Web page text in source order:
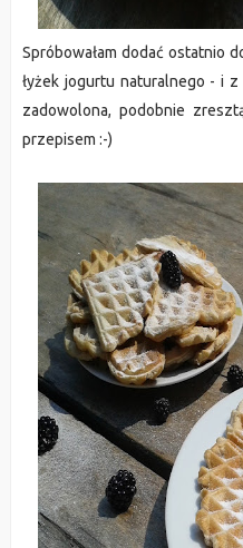
Spróbowałam dodać ostatnio
łyżek jogurtu naturalnego - i
zadowolona, podobnie
przepisem :-)